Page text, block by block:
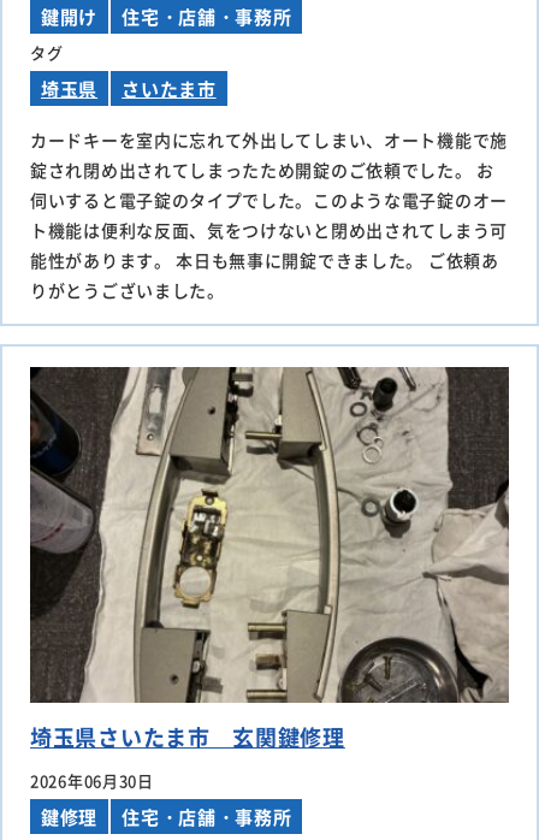
鍵開け 住宅・店舗・事務所
タグ
埼玉県 さいたま市
カードキーを室内に忘れて外出してしまい、オート機能で施
錠され閉め出されてしまったため開錠のご依頼でした。 お
伺いすると電子錠のタイプでした。このような電子錠のオー
ト機能は便利な反面、気をつけないと閉め出されてしまう可
能性があります。 本日も無事に開錠できました。 ご依頼あ
りがとうございました。
埼玉県さいたま市 玄関鍵修理
2026年06月30日
鍵修理 住宅・店舗・事務所